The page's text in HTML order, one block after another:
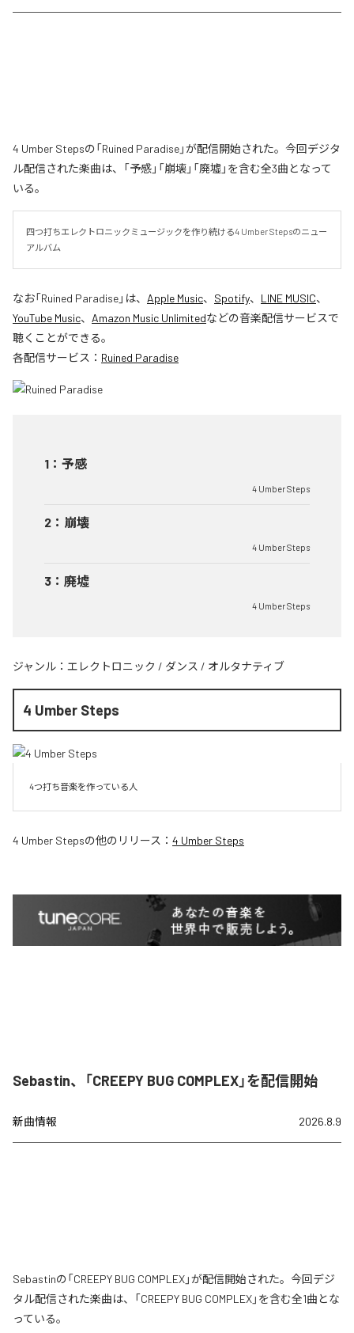
4 Umber Stepsの「Ruined Paradise」が配信開始された。今回デジタ
ル配信された楽曲は、「予感」「崩壊」「廃墟」を含む全3曲となって
いる。
四つ打ちエレクトロニックミュージックを作り続ける4 Umber Stepsのニュー
アルバム
なお「Ruined Paradise」は、 Apple Music、 Spotify、 LINE MUSIC、
YouTube Music、 Amazon Music Unlimitedなどの音楽配信サービスで
聴くことができる。
各配信サービス： Ruined Paradise
1 ： 予感
4 Umber Steps
2 ： 崩壊
4 Umber Steps
3 ： 廃墟
4 Umber Steps
ジャンル： エレクトロニック / ダンス / オルタナティブ
4 Umber Steps
4つ打ち音楽を作っている人
4 Umber Stepsの他のリリース： 4 Umber Steps
Sebastin、「CREEPY BUG COMPLEX」を配信開始
新曲情報 2026.8.9
Sebastinの「CREEPY BUG COMPLEX」が配信開始された。今回デジ
タル配信された楽曲は、「CREEPY BUG COMPLEX」を含む全1曲とな
っている。